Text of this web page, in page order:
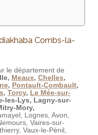
Combs-la-
le département de
Meaux, Chelles,
, Pontault-Combault,
, Torcy, Le Mée-sur-
les-Lys, Lagny-sur-
Mory,
Lognes, Avon,
Vaires-sur-
Vaux-le-Pénil,